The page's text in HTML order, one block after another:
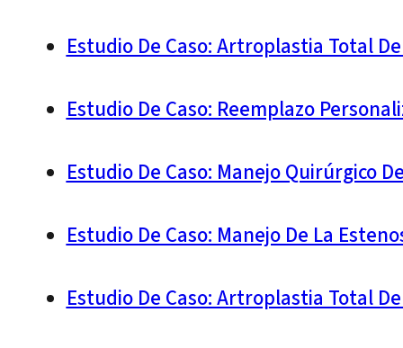
Estudio De Caso: Artroplastia Total
Estudio De Caso: Reemplazo
Estudio De Caso: Manejo Quirúrgico
Estudio De Caso: Manejo De La
Estudio De Caso: Artroplastia Total